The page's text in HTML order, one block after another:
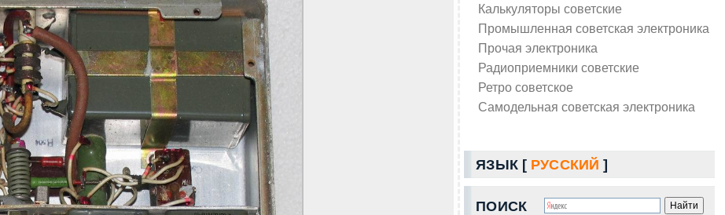
Калькуляторы советские
Промышленная советская электроника
Прочая электроника
Радиоприемники советские
Ретро советское
Самодельная советская электроника
ЯЗЫК [ РУССКИЙ ]
ПОИСК